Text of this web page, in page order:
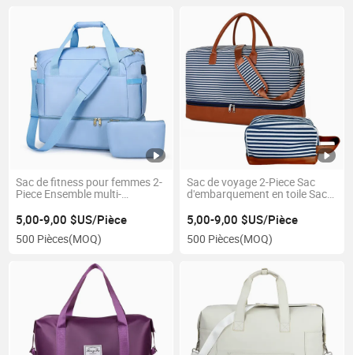
Sac de fitness pour femmes 2-
Piece Ensemble multi-
USB, séparation sèche et
humide, peut être équipé d'une
tige de traction, grande
5,00-9,00 $US/Pièce
500 Pièces(MOQ)
Sac de voyage 2-Piece Sac
d'embarquement en toile Sac
pour chaussures Voyage de
courte durée Sac de sport
5,00-9,00 $US/Pièce
500 Pièces(MOQ)